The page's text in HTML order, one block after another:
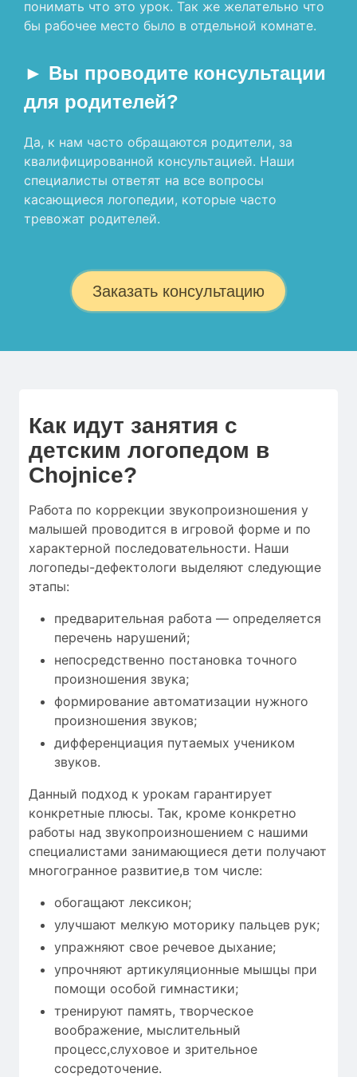
понимать что это урок. Так же желательно что
бы рабочее место было в отдельной комнате.
► Вы проводите консультации
для родителей?
Да, к нам часто обращаются родители, за
квалифицированной консультацией. Наши
специалисты ответят на все вопросы
касающиеся логопедии, которые часто
тревожат родителей.
Заказать консультацию
Как идут занятия с
детским логопедом в
Chojnice?
Работа по коррекции звукопроизношения у
малышей проводится в игровой форме и по
характерной последовательности. Наши
логопеды-дефектологи выделяют следующие
этапы:
предварительная работа — определяется
перечень нарушений;
непосредственно постановка точного
произношения звука;
формирование автоматизации нужного
произношения звуков;
дифференциация путаемых учеником
звуков.
Данный подход к урокам гарантирует
конкретные плюсы. Так, кроме конкретно
работы над звукопроизношением с нашими
специалистами занимающиеся дети получают
многогранное развитие,в том числе:
обогащают лексикон;
улучшают мелкую моторику пальцев рук;
упражняют свое речевое дыхание;
упрочняют артикуляционные мышцы при
помощи особой гимнастики;
тренируют память, творческое
воображение, мыслительный
процесс,слуховое и зрительное
сосредоточение.